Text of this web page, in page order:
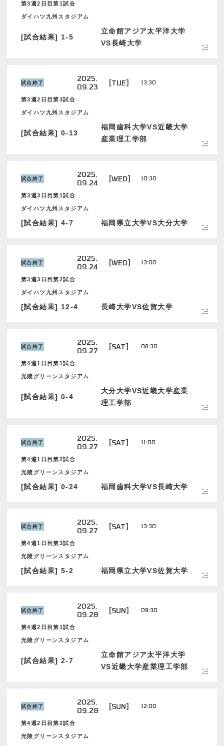
第3週2日目第1試合
ダイハツ九州スタジアム
[試合結果] 1-5
立命館アジア太平洋大学
VS長崎大学
試合終了
2025.
09.23
[TUE] 13:30
第3週2日目第3試合
ダイハツ九州スタジアム
[試合結果] 0-13
福岡歯科大学VS近畿大学
産業理工学部
試合終了
2025.
09.24
[WED] 10:30
第3週3日目第1試合
ダイハツ九州スタジアム
[試合結果] 4-7 福岡県立大学VS大分大学
試合終了
2025.
09.24
[WED] 13:00
第3週3日目第2試合
ダイハツ九州スタジアム
[試合結果] 12-4 長崎大学VS佐賀大学
試合終了
2025.
09.27
[SAT] 08:30
第4週1日目第1試合
光陵グリーンスタジアム
[試合結果] 0-4
大分大学VS近畿大学産業
理工学部
試合終了
2025.
09.27
[SAT] 11:00
第4週1日目第2試合
光陵グリーンスタジアム
[試合結果] 0-24 福岡歯科大学VS長崎大学
試合終了
2025.
09.27
[SAT] 13:30
第4週1日目第3試合
光陵グリーンスタジアム
[試合結果] 5-2 福岡県立大学VS佐賀大学
試合終了
2025.
09.28
[SUN] 09:30
第4週2日目第1試合
光陵グリーンスタジアム
[試合結果] 2-7
立命館アジア太平洋大学
VS近畿大学産業理工学部
試合終了
2025.
09.28
[SUN] 12:00
第4週2日目第2試合
光陵グリーンスタジアム